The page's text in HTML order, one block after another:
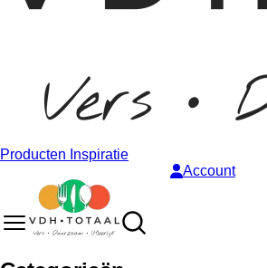
Producten Inspiratie
Account